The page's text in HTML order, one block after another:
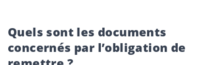
Quels sont les documents
concernés par l’obligation de